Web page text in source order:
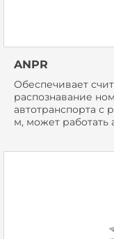
ANPR
Обеспечивает
распознавание
автотранспорта с
м, может работать